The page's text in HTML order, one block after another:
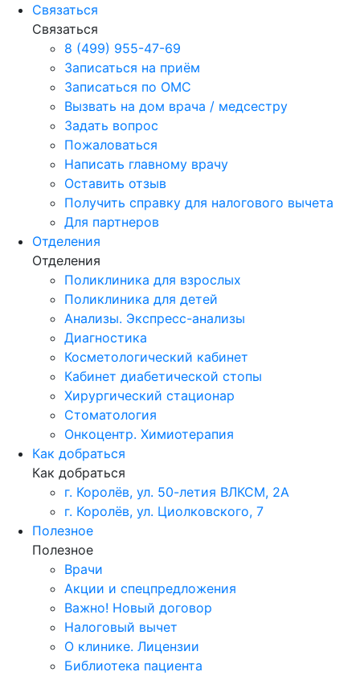
Связаться
Связаться
8 (499) 955-47-69
Записаться на приём
Записаться по ОМС
Вызвать на дом врача / медсестру
Задать вопрос
Пожаловаться
Написать главному врачу
Оставить отзыв
Получить справку для налогового вычета
Для партнеров
Отделения
Отделения
Поликлиника для взрослых
Поликлиника для детей
Анализы. Экспресс-анализы
Диагностика
Косметологический кабинет
Кабинет диабетической стопы
Хирургический стационар
Стоматология
Онкоцентр. Химиотерапия
Как добраться
Как добраться
г. Королёв, ул. 50-летия ВЛКСМ, 2А
г. Королёв, ул. Циолковского, 7
Полезное
Полезное
Врачи
Акции и спецпредложения
Важно! Новый договор
Налоговый вычет
О клинике. Лицензии
Библиотека пациента